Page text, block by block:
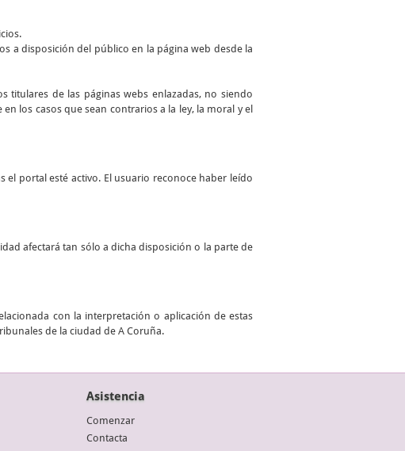
a disposición del público en la página web desde la
titulares de las páginas webs enlazadas, no siendo
los casos que sean contrarios a la ley, la moral y el
el portal esté activo. El usuario reconoce haber leído
afectará tan sólo a dicha disposición o la parte de
con la interpretación o aplicación de estas
de la ciudad de A Coruña.
Asistencia
Comenzar
Contacta